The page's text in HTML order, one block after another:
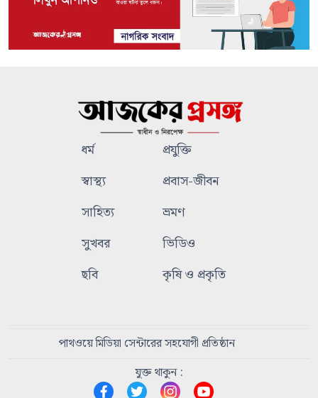
ধর্ম
প্রযুক্তি
স্বাস্থ্য
প্রবাস-জীবন
সাহিত্য
ভ্রমণ
সুখবর
ভিডিও
ছবি
কৃষি ও প্রকৃতি
পাথওয়ে মিডিয়া সেন্টারের সহযোগী প্রতিষ্ঠান
যুক্ত থাকুন :